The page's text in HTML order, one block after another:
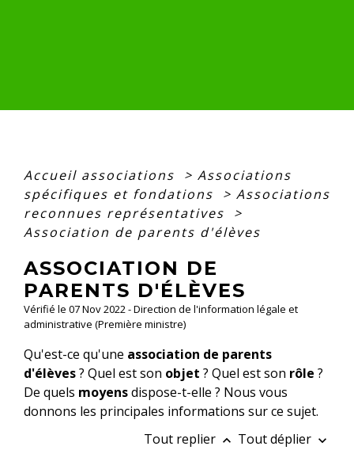
Accueil associations > Associations
spécifiques et fondations
> Associations
reconnues représentatives
>
Association de parents d'élèves
ASSOCIATION DE
PARENTS D'ÉLÈVES
Vérifié le 07 Nov 2022 - Direction de l'information légale et
administrative (Première ministre)
Qu'est-ce qu'une association de parents
d'élèves? Quel est son objet ? Quel est son rôle ?
De quels moyensdispose-t-elle ? Nous vous
donnons les principales informations sur ce sujet.
Tout replier keyboard_arrow_up Tout déplier keyboard_arrow_down